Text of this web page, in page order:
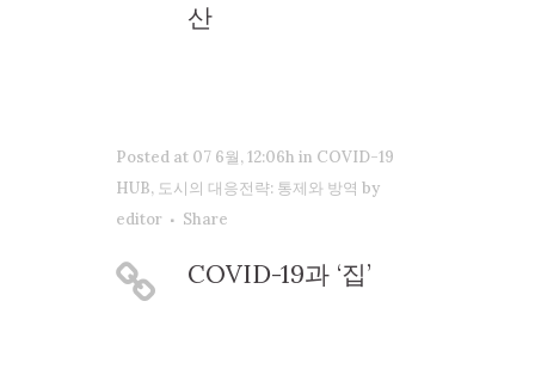
산
Posted at 07 6월, 12:06h in COVID-19
HUB, 도시의 대응전략: 통제와 방역 by
editor
Share
COVID-19과 ‘집’